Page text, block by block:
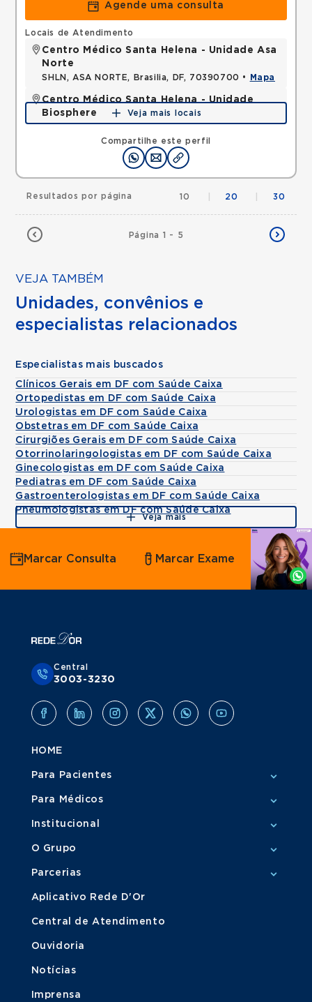
Agende uma consulta
Compartilhe este perfil
Locais de Atendimento
Centro Médico Santa Helena - Unidade Asa
Norte
SHLN, ASA NORTE, Brasilia, DF, 70390700 • Mapa
Centro Médico Santa Helena - Unidade
Biosphere
SHLN, ASA NORTE, Brasilia, DF, 70770560 •Mapa
Veja mais locais
Página 1 - 5
Resultados por página 10 20 30
VEJA TAMBÉM
Unidades, convênios e
especialistas relacionados
Especialistas mais buscados
Clínicos Gerais em DF com Saúde Caixa
Ortopedistas em DF com Saúde Caixa
Urologistas em DF com Saúde Caixa
Obstetras em DF com Saúde Caixa
Cirurgiões Gerais em DF com Saúde Caixa
Otorrinolaringologistas em DF com Saúde Caixa
Ginecologistas em DF com Saúde Caixa
Pediatras em DF com Saúde Caixa
Gastroenterologistas em DF com Saúde Caixa
Pneumologistas em DF com Saúde Caixa
Veja mais
Agende
por
Whatsapp
Marcar Consulta Marcar Exame
Central
3003-3230
HOME
Para Pacientes
Para Médicos
Institucional
O Grupo
Parcerias
Aplicativo Rede D'Or
Central de Atendimento
Ouvidoria
Notícias
Imprensa